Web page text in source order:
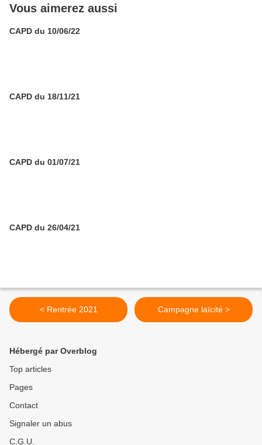
Vous aimerez aussi
CAPD du 10/06/22
CAPD du 18/11/21
CAPD du 01/07/21
CAPD du 26/04/21
< Rentrée 2021 Campagne laïcité >
Hébergé par Overblog
Top articles
Pages
Contact
Signaler un abus
C.G.U.